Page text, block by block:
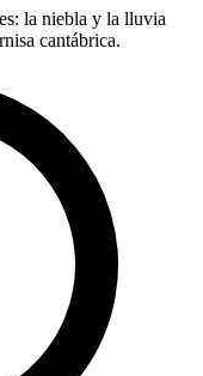
la niebla y la lluvia
cantábrica.